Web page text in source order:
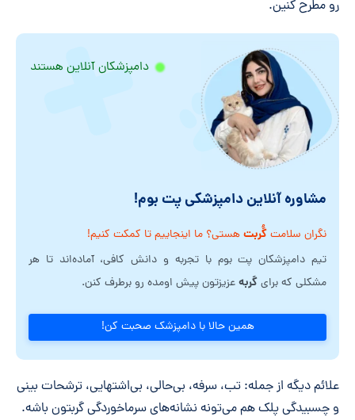
رو مطرح کنین.
دامپزشکان آنلاین هستند
مشاوره آنلاین دامپزشکی پت بوم!
نگران سلامتگُربتهستی؟ ما اینجاییم تا کمکت کنیم!
تیم دامپزشکان پت بوم با تجربه و دانش کافی، آماده‌اند تا هر
مشکلی که برایگربهعزیزتون پیش اومده رو برطرف کنن.
همین حالا با دامپزشک صحبت کن!
علائم دیگه از جمله: تب، سرفه، بی‌حالی، بی‌اشتهایی، ترشحات بینی
و چسبیدگی پلک هم می‌تونه نشانه‌های سرماخوردگی گربتون باشه.